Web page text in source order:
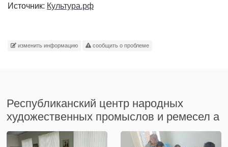
Источник: Культура.рф
изменить информацию сообщить о проблеме
Республиканский центр народных
художественных промыслов и ремесел а